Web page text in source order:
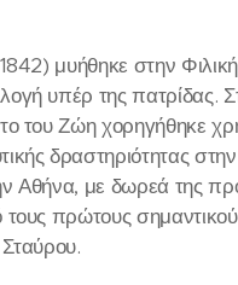
μυήθηκε στην
υπέρ της πατρίδας.
του Ζώη χορηγήθηκε
δραστηριότητας
Αθήνα, με δωρεά της
πρώτους